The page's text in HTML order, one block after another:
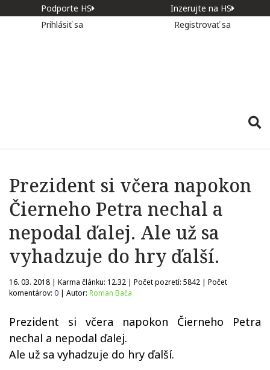
Podporte HS
Inzerujte na HS
Prihlásiť sa
Registrovať sa
Prezident si včera napokon
Čierneho Petra nechal a
nepodal ďalej. Ale už sa
vyhadzuje do hry ďalší.
16. 03. 2018 | Karma článku: 12.32 | Počet pozretí: 5842 | Počet
komentárov: 0 | Autor: Roman Bača
Prezident si včera napokon Čierneho Petra
nechal a nepodal ďalej.
Ale už sa vyhadzuje do hry ďalší.